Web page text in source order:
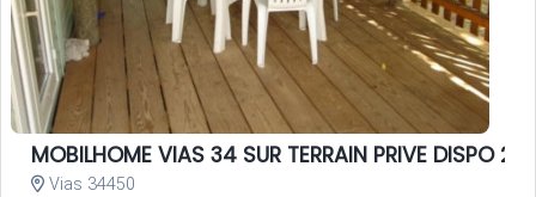
MOBILHOME VIAS 34 SUR TERRAIN PRIVE DISPO 20
Vias 34450